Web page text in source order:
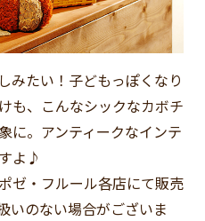
みたい！子どもっぽくなり
も、こんなシックなカボチ
に。アンティークなインテ
よ♪
ゼ・フルール各店にて販売
いのない場合がございま